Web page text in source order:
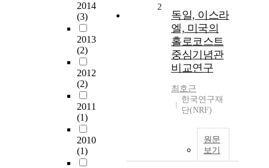
2014
(3)
2013
(2)
2012
(2)
2011
(1)
2010
(1)
2
독일, 이스라
엘, 미국의
홀로코스트
중심기념관
비교연구
최호근
한국연구재
단(NRF)
원문
보기